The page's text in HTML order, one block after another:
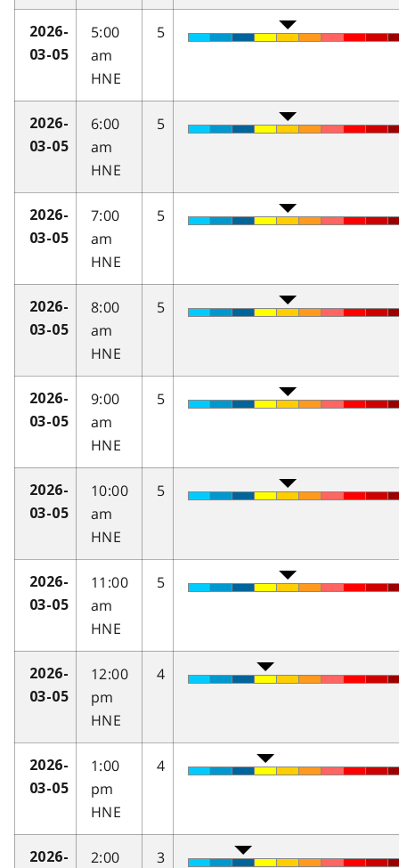
2026-
03-05
5:00
am
HNE
5
2026-
03-05
6:00
am
HNE
5
2026-
03-05
7:00
am
HNE
5
2026-
03-05
8:00
am
HNE
5
2026-
03-05
9:00
am
HNE
5
2026-
03-05
10:00
am
HNE
5
2026-
03-05
11:00
am
HNE
5
2026-
03-05
12:00
pm
HNE
4
2026-
03-05
1:00
pm
HNE
4
2026-
2:00
3